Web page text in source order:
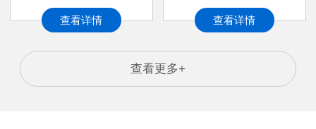
查看详情 查看详情
查看更多+